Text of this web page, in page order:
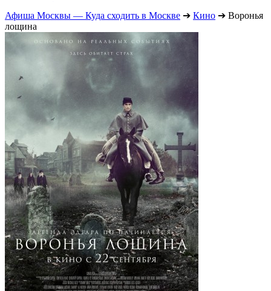
Афиша Москвы — Куда сходить в Москве ➔ Кино ➔ Воронья
лощина